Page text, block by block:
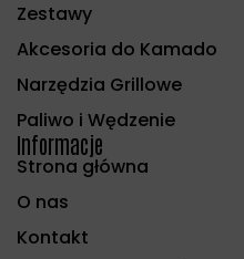
Zestawy
Akcesoria do Kamado
Narzędzia Grillowe
Paliwo i Wędzenie
Informacje
Strona główna
O nas
Kontakt